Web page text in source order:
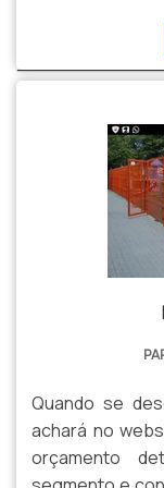
os
cliente
necessário
MAIS INFORM...
Quando se
achará no
orçamento